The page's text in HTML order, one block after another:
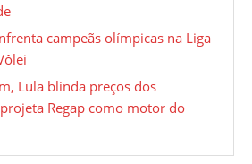
campeãs olímpicas na Liga
Lula blinda preços dos
Regap como motor do